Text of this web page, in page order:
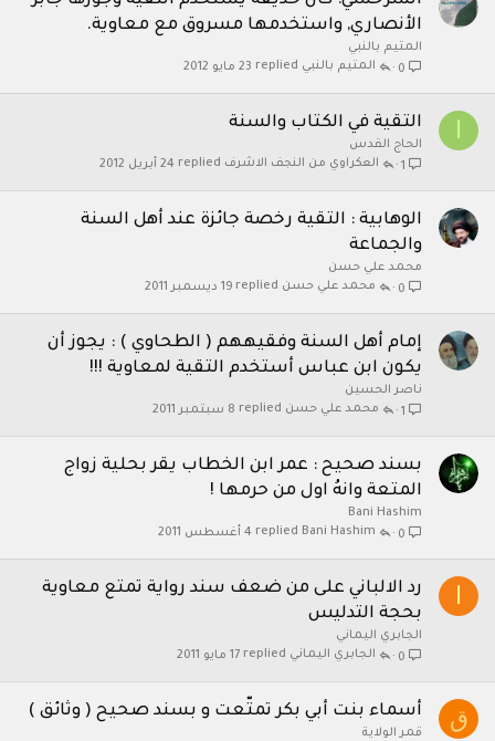
الأنصاري, واستخدمها مسروق مع معاوية.
المتيم بالنبي
0
23 مايو 2012 المتيم بالنبي
التقية في الكتاب والسنة
الحاج القدس
1
24 أبريل 2012 العكراوي من النجف الاشرف
الوهابية : التقية رخصة جائزة عند أهل السنة
والجماعة
محمد علي حسن
0
19 ديسمبر 2011 محمد علي حسن
إمام أهل السنة وفقيههم ( الطحاوي ) : يجوز أن
يكون ابن عباس أستخدم التقية لمعاوية !!!
ناصر الحسين
1
8 سبتمبر 2011 محمد علي حسن
بسند صحيح : عمر ابن الخطاب يقر بحلية زواج
المتعة وانهُ اول من حرمها !
Bani Hashim
0
4 أغسطس 2011 Bani Hashim
ا
رد الالباني على من ضعف سند رواية تمتع معاوية
بحجة التدليس
الجابري اليماني
0
17 مايو 2011 الجابري اليماني
ق أسماء بنت أبي بكر تمتّعت و بسند صحيح ( وثائق )
قمر الولاية